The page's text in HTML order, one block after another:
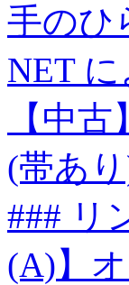
手のひ
NET に
【中
(帯あ
### リ
(A)】